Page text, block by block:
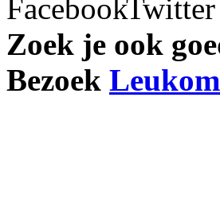
Zoek je ook
Bezoek